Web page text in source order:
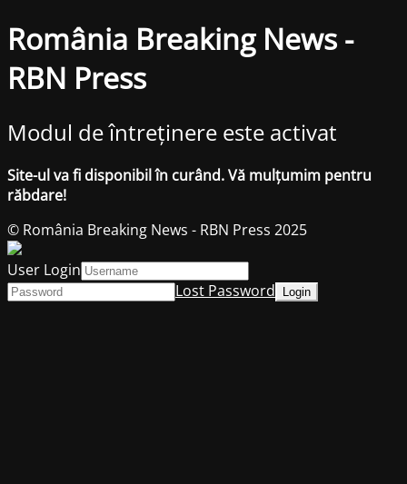
România Breaking News -
RBN Press
Modul de întreținere este activat
Site-ul va fi disponibil în curând. Vă mulțumim pentru
răbdare!
© România Breaking News - RBN Press 2025
User Login
Lost Password